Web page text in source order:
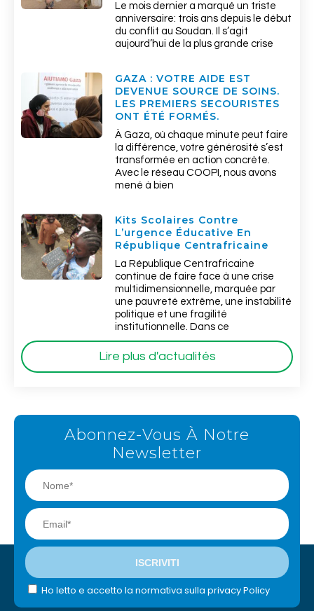
Le mois dernier a marqué un triste
anniversaire: trois ans depuis le début
du conflit au Soudan. Il s’agit
aujourd’hui de la plus grande crise
GAZA : VOTRE AIDE EST
DEVENUE SOURCE DE SOINS.
LES PREMIERS SECOURISTES
ONT ÉTÉ FORMÉS.
À Gaza, où chaque minute peut faire
la différence, votre générosité s’est
transformée en action concrète.
Avec le réseau COOPI, nous avons
mené à bien
Kits Scolaires Contre
L’urgence Éducative En
République Centrafricaine
La République Centrafricaine
continue de faire face à une crise
multidimensionnelle, marquée par
une pauvreté extrême, une instabilité
politique et une fragilité
institutionnelle. Dans ce
Lire plus d'actualités
Abonnez-Vous À Notre
Newsletter
Ho letto e accetto la normativa sulla privacy Policy